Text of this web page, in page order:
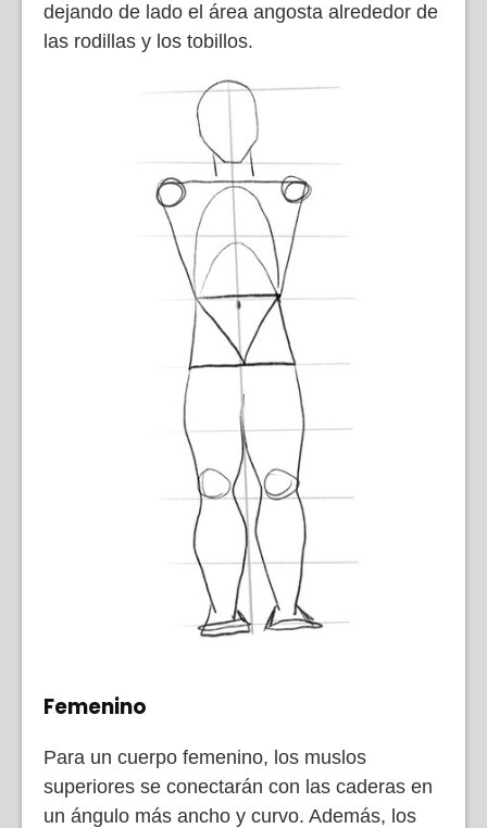
dejando de lado el área angosta alrededor de
las rodillas y los tobillos.
Femenino
Para un cuerpo femenino, los muslos
superiores se conectarán con las caderas en
un ángulo más ancho y curvo. Además, los